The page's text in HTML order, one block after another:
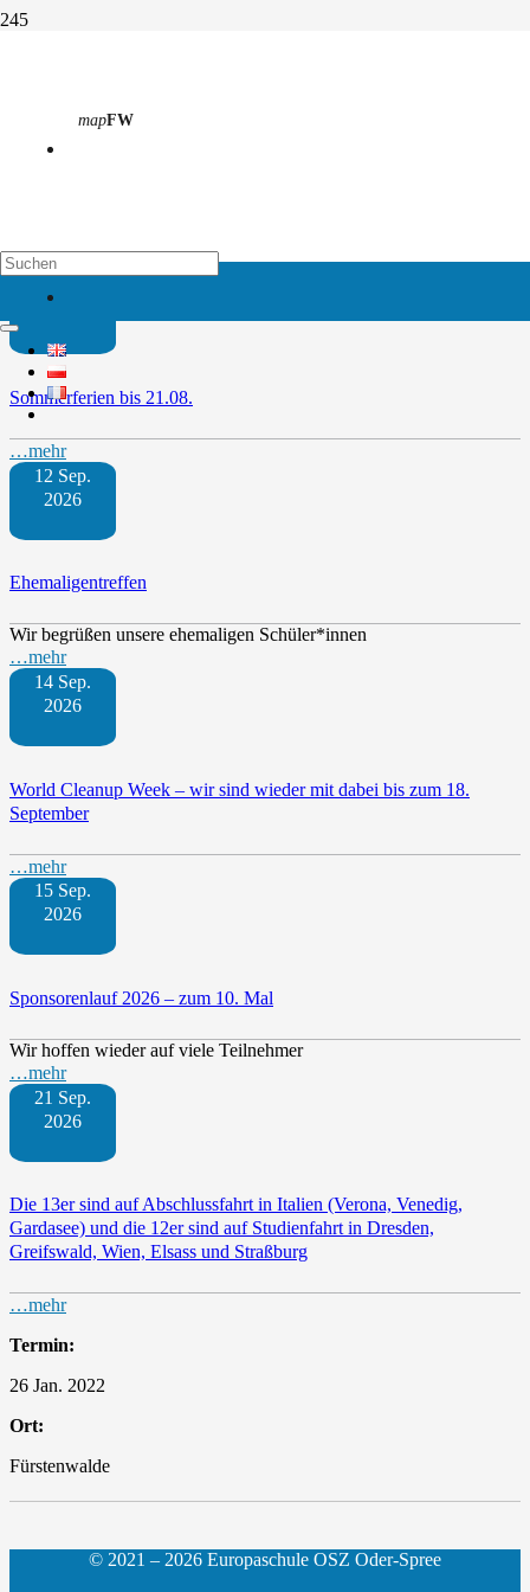
mapFW
Vergangene Termine
Sommerferien bis 21.08.
…mehr
12 Sep.
2026
Ehemaligentreffen
Wir begrüßen unsere ehemaligen Schüler*innen
…mehr
14 Sep.
2026
World Cleanup Week – wir sind wieder mit dabei bis zum 18.
September
…mehr
15 Sep.
2026
Sponsorenlauf 2026 – zum 10. Mal
Wir hoffen wieder auf viele Teilnehmer
…mehr
21 Sep.
2026
Die 13er sind auf Abschlussfahrt in Italien (Verona, Venedig,
Gardasee) und die 12er sind auf Studienfahrt in Dresden,
Greifswald, Wien, Elsass und Straßburg
…mehr
Termin:
26 Jan. 2022
Ort:
Fürstenwalde
© 2021 – 2026 Europaschule OSZ Oder-Spree